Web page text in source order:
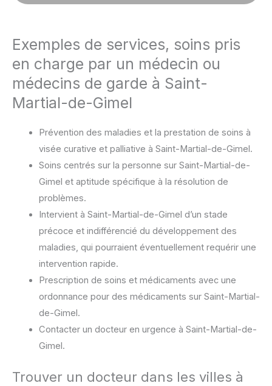
Exemples de services, soins pris
en charge par un médecin ou
médecins de garde à Saint-
Martial-de-Gimel
Prévention des maladies et la prestation de soins à
visée curative et palliative à Saint-Martial-de-Gimel.
Soins centrés sur la personne sur Saint-Martial-de-
Gimel et aptitude spécifique à la résolution de
problèmes.
Intervient à Saint-Martial-de-Gimel d’un stade
précoce et indifférencié du développement des
maladies, qui pourraient éventuellement requérir une
intervention rapide.
Prescription de soins et médicaments avec une
ordonnance pour des médicaments sur Saint-Martial-
de-Gimel.
Contacter un docteur en urgence à Saint-Martial-de-
Gimel.
Trouver un docteur dans les villes à